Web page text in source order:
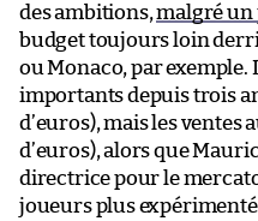
des ambitions,malgré un
budget toujours loin
ou Monaco, par exemple.
importants depuis trois
d’euros), mais les
d’euros), alors que
directrice pour le
joueurs plus